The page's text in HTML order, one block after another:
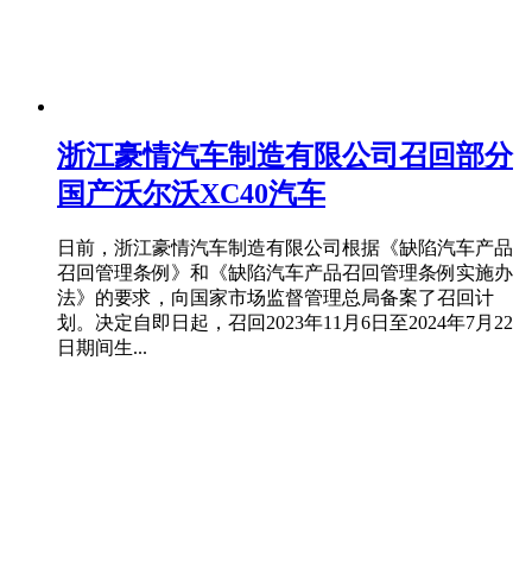
浙江豪情汽车制造有限公司召回部分
国产沃尔沃XC40汽车
日前，浙江豪情汽车制造有限公司根据《缺陷汽车产品
召回管理条例》和《缺陷汽车产品召回管理条例实施办
法》的要求，向国家市场监督管理总局备案了召回计
划。决定自即日起，召回2023年11月6日至2024年7月22
日期间生...